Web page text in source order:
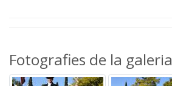
Fotografies de la galeria